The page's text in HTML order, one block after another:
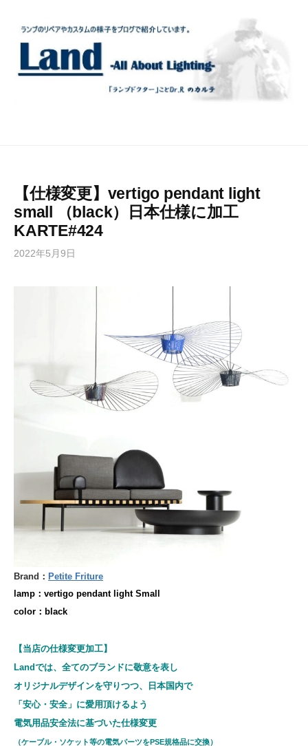
【仕様変更】vertigo pendant light
small （black）日本仕様に加工
KARTE#424
2022年5月9日
Brand： Petite Friture
lamp：vertigo pendant light Small
color：black
【当店の仕様変更加工】
Landでは、全てのブランドに敬意を表し
オリジナルデザインを守りつつ、日本国内で
「安心・安全」に愛用頂けるよう
電気用品安全法に基づいた仕様変更
（ケーブル・ソケット等の電気パーツをPSE規格品に交換）